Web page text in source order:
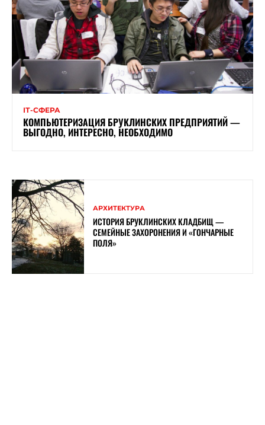
ІТ-СФЕРА
КОМПЬЮТЕРИЗАЦИЯ БРУКЛИНСКИХ ПРЕДПРИЯТИЙ —
ВЫГОДНО, ИНТЕРЕСНО, НЕОБХОДИМО
АРХИТЕКТУРА
ИСТОРИЯ БРУКЛИНСКИХ КЛАДБИЩ —
СЕМЕЙНЫЕ ЗАХОРОНЕНИЯ И «ГОНЧАРНЫЕ
ПОЛЯ»